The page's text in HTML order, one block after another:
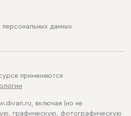
данных
применяются
включая (но не
графическую, фотографическую